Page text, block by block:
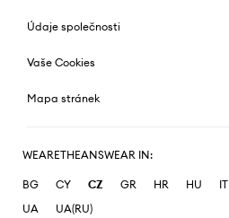
Údaje společnosti
Vaše Cookies
Mapa stránek
WEARETHEANSWEAR IN:
BG CY CZ GR HR HU IT
UA
UA(RU)